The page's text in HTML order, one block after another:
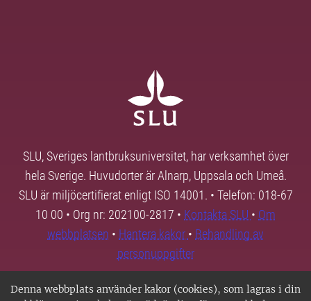
Denna webbplats använder kakor (cookies), som lagras i din
SLU, Sveriges lantbruksuniversitet, har verksamhet över
hela Sverige. Huvudorter är Alnarp, Uppsala och Umeå.
SLU är miljöcertifierat enligt ISO 14001. • Telefon: 018-67
10 00 • Org nr: 202100-2817 • Kontakta SLU • Om
webbplatsen • Hantera kakor • Behandling av
personuppgifter